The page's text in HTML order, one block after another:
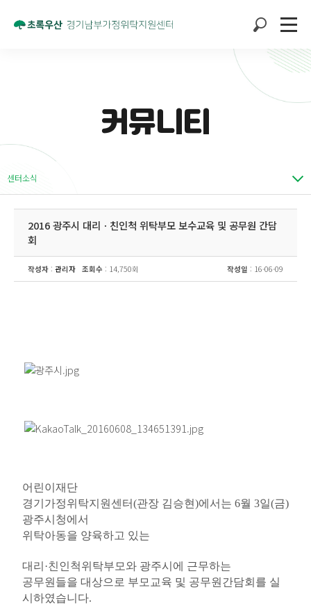
커뮤니티
센터소식
2016 광주시 대리ㆍ친인척 위탁부모 보수교육 및 공무원 간담
회
작성자 : 관리자 조회수 : 14,750회 작성일 : 16-06-09
어린이재단
경기가정위탁지원센터(관장 김승현)에서는 6월 3일(금)
광주시청에서
위탁아동을 양육하고 있는
대리 ·친인척위탁부모와 광주시에 근무하는
공무원들을 대상으로 부모교육 및 공무원간담회를 실
시하였습니다.